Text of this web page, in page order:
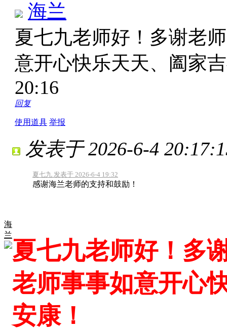
海兰
夏七九老师好！多谢老
意开心快乐天天、阖家
20:16
回复
使用道具 举报
海
兰
发表于 2026-6-4
夏七九 发表于 2026-6-4 19:32
感谢海兰老师的支持和鼓励！
夏七九老师好！多
老师事事如意开心
安康！